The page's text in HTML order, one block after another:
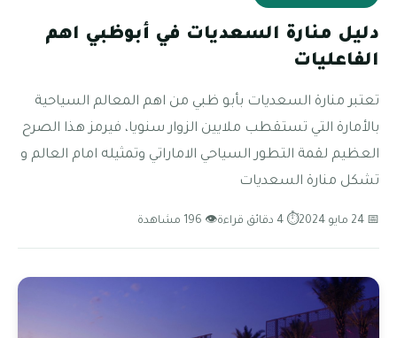
دليل منارة السعديات في أبوظبي اهم
الفاعليات
تعتبر منارة السعديات بأبو ظبي من اهم المعالم السياحية
بالأمارة التي تستقطب ملايين الزوار سنويا، فيرمز هذا الصرح
العظيم لقمة التطور السياحي الاماراتي وتمثيله امام العالم و
تشكل منارة السعديات
📅 24 مايو 2024 ⏱ 4 دقائق قراءة 👁 196 مشاهدة